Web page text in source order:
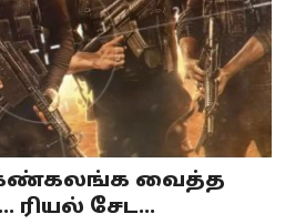
கண்கலங்க வைத்த
ரியல் சேட...